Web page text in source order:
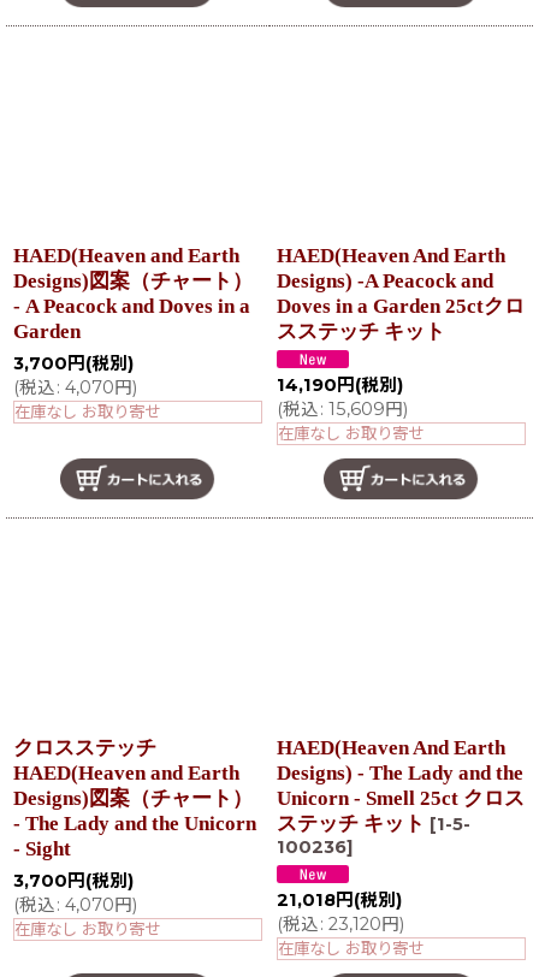
HAED(Heaven and Earth
Designs)図案（チャート）
- A Peacock and Doves in a
Garden
3,700 円 (税別)
(税込: 4,070円)
在庫なし お取り寄せ
HAED(Heaven And Earth
Designs) -A Peacock and
Doves in a Garden 25ctクロ
スステッチ キット
14,190 円 (税別)
(税込: 15,609円)
在庫なし お取り寄せ
クロスステッチ
HAED(Heaven and Earth
Designs)図案（チャート）
- The Lady and the Unicorn
- Sight
3,700 円 (税別)
(税込: 4,070円)
在庫なし お取り寄せ
HAED(Heaven And Earth
Designs) - The Lady and the
Unicorn - Smell 25ct クロス
ステッチ キット [1-5-
100236]
21,018円 (税別)
(税込: 23,120円)
在庫なし お取り寄せ